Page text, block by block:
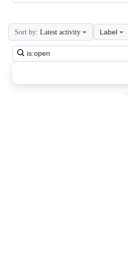
Search
all
Sort by: Latest activity Label